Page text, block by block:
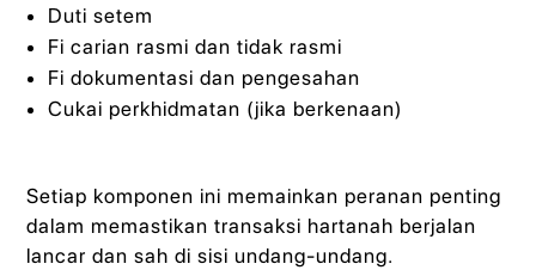
Duti setem
Fi carian rasmi dan tidak rasmi
Fi dokumentasi dan pengesahan
Cukai perkhidmatan (jika berkenaan)
Setiap komponen ini memainkan peranan penting
dalam memastikan transaksi hartanah berjalan
lancar dan sah di sisi undang-undang.